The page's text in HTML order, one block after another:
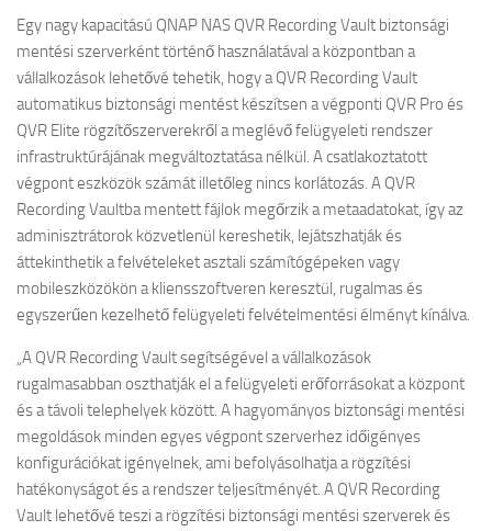
Egy nagy kapacitású QNAP NAS QVR Recording Vault biztonsági
mentési szerverként történő használatával a központban a
vállalkozások lehetővé tehetik, hogy a QVR Recording Vault
automatikus biztonsági mentést készítsen a végponti QVR Pro és
QVR Elite rögzítőszerverekről a meglévő felügyeleti rendszer
infrastruktúrájának megváltoztatása nélkül. A csatlakoztatott
végpont eszközök számát illetőleg nincs korlátozás. A QVR
Recording Vaultba mentett fájlok megőrzik a metaadatokat, így az
adminisztrátorok közvetlenül kereshetik, lejátszhatják és
áttekinthetik a felvételeket asztali számítógépeken vagy
mobileszközökön a kliensszoftveren keresztül, rugalmas és
egyszerűen kezelhető felügyeleti felvételmentési élményt kínálva.
„A QVR Recording Vault segítségével a vállalkozások
rugalmasabban oszthatják el a felügyeleti erőforrásokat a központ
és a távoli telephelyek között. A hagyományos biztonsági mentési
megoldások minden egyes végpont szerverhez időigényes
konfigurációkat igényelnek, ami befolyásolhatja a rögzítési
hatékonyságot és a rendszer teljesítményét. A QVR Recording
Vault lehetővé teszi a rögzítési biztonsági mentési szerverek és